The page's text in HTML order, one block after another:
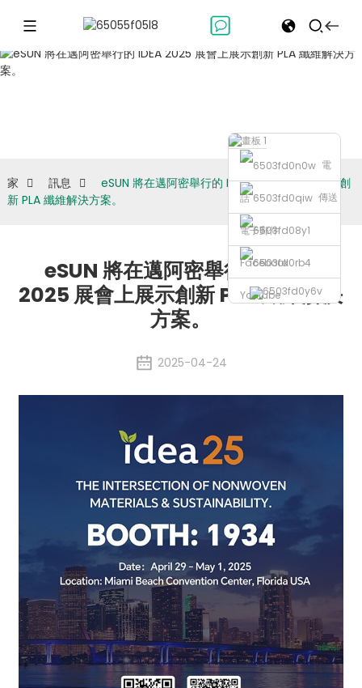
電
話 傳送
電子郵件
Facebook
Youtube
家 訊息
eSUN 將在邁阿密舉行的 IDEA 2025 展會上展示創
新 PLA 纖維解決方案。
eSUN 將在邁阿密舉行的 IDEA
2025 展會上展示創新 PLA 纖維解決
方案。
2025-04-24